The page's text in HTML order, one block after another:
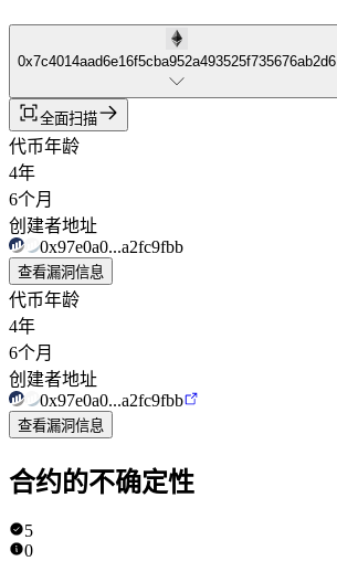
0x7c4014aad6e16f5cba952a493525f735676ab2d6
全面扫描
代币年龄
4年
6个月
创建者地址
0x97e0a0...a2fc9fbb
查看漏洞信息
代币年龄
4年
6个月
创建者地址
0x97e0a0...a2fc9fbb
查看漏洞信息
合约的不确定性
5
0